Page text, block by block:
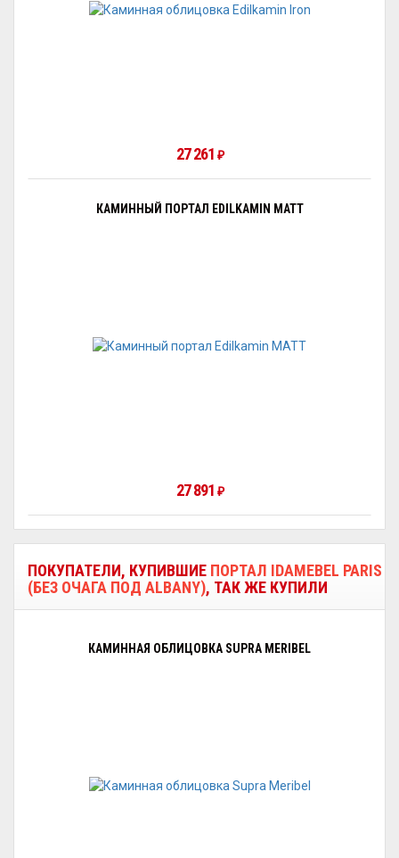
27 261 ₽
КАМИННЫЙ ПОРТАЛ EDILKAMIN MATT
27 891 ₽
ПОКУПАТЕЛИ, КУПИВШИЕ ПОРТАЛ IDAMEBEL PARIS
(БЕЗ ОЧАГА ПОД ALBANY), ТАК ЖЕ КУПИЛИ
КАМИННАЯ ОБЛИЦОВКА SUPRA MERIBEL